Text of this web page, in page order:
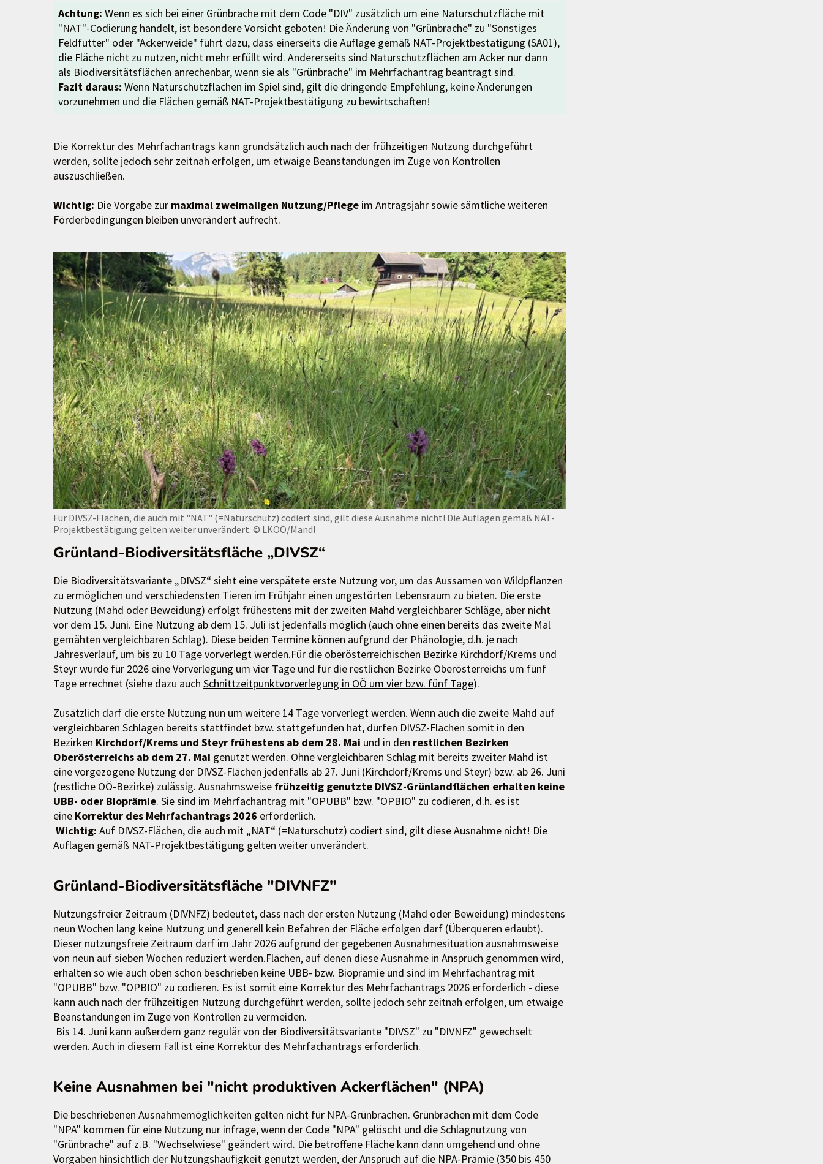
Achtung: Wenn es sich bei einer Grünbrache mit dem Code "DIV" zusätzlich um eine Naturschutzfläche mit
"NAT"-Codierung handelt, ist besondere Vorsicht geboten! Die Änderung von "Grünbrache" zu "Sonstiges
Feldfutter" oder "Ackerweide" führt dazu, dass einerseits die Auflage gemäß NAT-Projektbestätigung (SA01),
die Fläche nicht zu nutzen, nicht mehr erfüllt wird. Andererseits sind Naturschutzflächen am Acker nur dann
als Biodiversitätsflächen anrechenbar, wenn sie als "Grünbrache" im Mehrfachantrag beantragt sind.
Fazit daraus: Wenn Naturschutzflächen im Spiel sind, gilt die dringende Empfehlung, keine Änderungen
vorzunehmen und die Flächen gemäß NAT-Projektbestätigung zu bewirtschaften!
Die Korrektur des Mehrfachantrags kann grundsätzlich auch nach der frühzeitigen Nutzung durchgeführt
werden, sollte jedoch sehr zeitnah erfolgen, um etwaige Beanstandungen im Zuge von Kontrollen
auszuschließen.
Wichtig: Die Vorgabe zur maximal zweimaligen Nutzung/Pflege im Antragsjahr sowie sämtliche weiteren
Förderbedingungen bleiben unverändert aufrecht.
Für DIVSZ-Flächen, die auch mit "NAT" (=Naturschutz) codiert sind, gilt diese Ausnahme nicht! Die Auflagen gemäß NAT-
Projektbestätigung gelten weiter unverändert. © LKOÖ/Mandl
Grünland-Biodiversitätsfläche „DIVSZ“
Die Biodiversitätsvariante „DIVSZ“ sieht eine verspätete erste Nutzung vor, um das Aussamen von Wildpflanzen
zu ermöglichen und verschiedensten Tieren im Frühjahr einen ungestörten Lebensraum zu bieten. Die erste
Nutzung (Mahd oder Beweidung) erfolgt frühestens mit der zweiten Mahd vergleichbarer Schläge, aber nicht
vor dem 15. Juni. Eine Nutzung ab dem 15. Juli ist jedenfalls möglich (auch ohne einen bereits das zweite Mal
gemähten vergleichbaren Schlag). Diese beiden Termine können aufgrund der Phänologie, d.h. je nach
Jahresverlauf, um bis zu 10 Tage vorverlegt werden.Für die oberösterreichischen Bezirke Kirchdorf/Krems und
Steyr wurde für 2026 eine Vorverlegung um vier Tage und für die restlichen Bezirke Oberösterreichs um fünf
Tage errechnet (siehe dazu auch Schnittzeitpunktvorverlegung in OÖ um vier bzw. fünf Tage).
Zusätzlich darf die erste Nutzung nun um weitere 14 Tage vorverlegt werden. Wenn auch die zweite Mahd auf
vergleichbaren Schlägen bereits stattfindet bzw. stattgefunden hat, dürfen DIVSZ-Flächen somit in den
Bezirken Kirchdorf/Krems und Steyr frühestens ab dem 28. Mai und in den restlichen Bezirken
Oberösterreichs ab dem 27. Mai genutzt werden. Ohne vergleichbaren Schlag mit bereits zweiter Mahd ist
eine vorgezogene Nutzung der DIVSZ-Flächen jedenfalls ab 27. Juni (Kirchdorf/Krems und Steyr) bzw. ab 26. Juni
(restliche OÖ-Bezirke) zulässig. Ausnahmsweise frühzeitig genutzte DIVSZ-Grünlandflächen erhalten keine
UBB- oder Bioprämie. Sie sind im Mehrfachantrag mit "OPUBB" bzw. "OPBIO" zu codieren, d.h. es ist
eine Korrektur des Mehrfachantrags 2026 erforderlich.
Wichtig: Auf DIVSZ-Flächen, die auch mit „NAT“ (=Naturschutz) codiert sind, gilt diese Ausnahme nicht! Die
Auflagen gemäß NAT-Projektbestätigung gelten weiter unverändert.
Grünland-Biodiversitätsfläche "DIVNFZ"
Nutzungsfreier Zeitraum (DIVNFZ) bedeutet, dass nach der ersten Nutzung (Mahd oder Beweidung) mindestens
neun Wochen lang keine Nutzung und generell kein Befahren der Fläche erfolgen darf (Überqueren erlaubt).
Dieser nutzungsfreie Zeitraum darf im Jahr 2026 aufgrund der gegebenen Ausnahmesituation ausnahmsweise
von neun auf sieben Wochen reduziert werden.Flächen, auf denen diese Ausnahme in Anspruch genommen wird,
erhalten so wie auch oben schon beschrieben keine UBB- bzw. Bioprämie und sind im Mehrfachantrag mit
"OPUBB" bzw. "OPBIO" zu codieren. Es ist somit eine Korrektur des Mehrfachantrags 2026 erforderlich - diese
kann auch nach der frühzeitigen Nutzung durchgeführt werden, sollte jedoch sehr zeitnah erfolgen, um etwaige
Beanstandungen im Zuge von Kontrollen zu vermeiden.
Bis 14. Juni kann außerdem ganz regulär von der Biodiversitätsvariante "DIVSZ" zu "DIVNFZ" gewechselt
werden. Auch in diesem Fall ist eine Korrektur des Mehrfachantrags erforderlich.
Keine Ausnahmen bei "nicht produktiven Ackerflächen" (NPA)
Die beschriebenen Ausnahmemöglichkeiten gelten nicht für NPA-Grünbrachen. Grünbrachen mit dem Code
"NPA" kommen für eine Nutzung nur infrage, wenn der Code "NPA" gelöscht und die Schlagnutzung von
"Grünbrache" auf z.B. "Wechselwiese" geändert wird. Die betroffene Fläche kann dann umgehend und ohne
Vorgaben hinsichtlich der Nutzungshäufigkeit genutzt werden, der Anspruch auf die NPA-Prämie (350 bis 450